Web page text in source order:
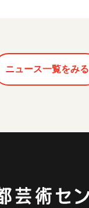
ニュース一覧をみる